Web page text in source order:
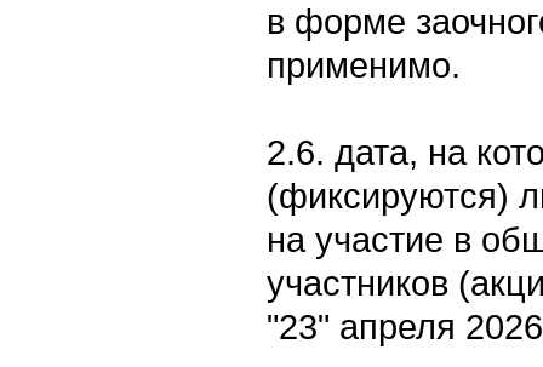
в форме
применимо.
2.6. дата, на
(фиксируются)
на участие в
участников
"23" апреля 2026